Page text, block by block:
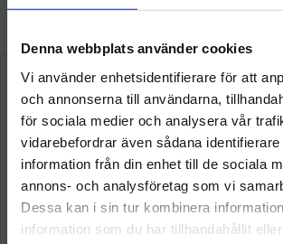
Denna webbplats använder cookies
Vi använder enhetsidentifierare för att
och annonserna till användarna,
för sociala medier och analysera vår
vidarebefordrar även sådana
information från din enhet till de sociala
annons- och analysföretag som vi
Dessa kan i sin tur kombinera
information som du har tillhandahållit
Välkommen till
Vill du handla som företag eller